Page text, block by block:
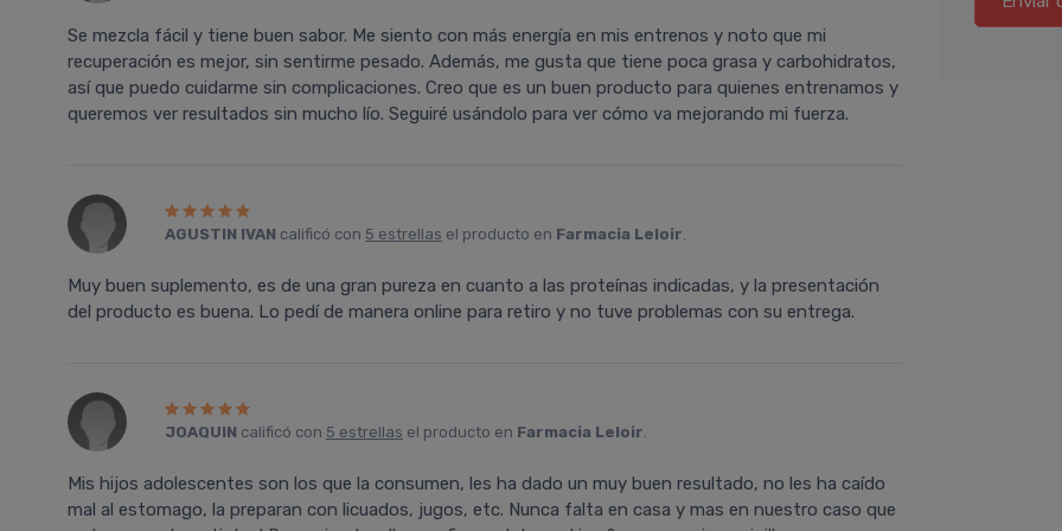
Se mezcla fácil y tiene buen sabor. Me siento con más energía en mis entrenos y noto que mi
recuperación es mejor, sin sentirme pesado. Además, me gusta que tiene poca grasa y carbohidratos,
así que puedo cuidarme sin complicaciones. Creo que es un buen producto para quienes entrenamos y
queremos ver resultados sin mucho lío. Seguiré usándolo para ver cómo va mejorando mi fuerza.
AGUSTIN IVAN calificó con 5 estrellas el producto en Farmacia Leloir.
Muy buen suplemento, es de una gran pureza en cuanto a las proteínas indicadas, y la presentación
del producto es buena. Lo pedí de manera online para retiro y no tuve problemas con su entrega.
JOAQUIN calificó con 5 estrellas el producto en Farmacia Leloir.
Mis hijos adolescentes son los que la consumen, les ha dado un muy buen resultado, no les ha caído
mal al estomago, la preparan con licuados, jugos, etc. Nunca falta en casa y mas en nuestro caso que